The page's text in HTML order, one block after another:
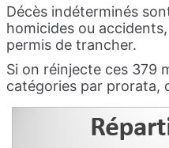
Décès indéterminés
homicides ou
permis de trancher.
Si on réinjecte ces 379
catégories par prorata,